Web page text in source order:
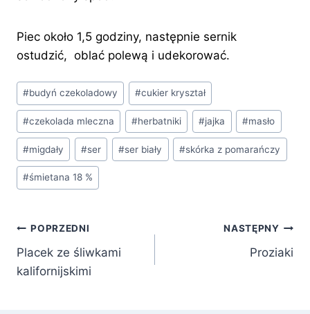
Piec około 1,5 godziny, następnie sernik
ostudzić, oblać polewą i udekorować.
Tagi
wpisu:
#budyń czekoladowy #cukier kryształ
#czekolada mleczna #herbatniki #jajka #masło
#migdały #ser #ser biały #skórka z pomarańczy
#śmietana 18 %
Nawigacja
wpisu
POPRZEDNI
Placek ze śliwkami
kalifornijskimi
NASTĘPNY
Proziaki